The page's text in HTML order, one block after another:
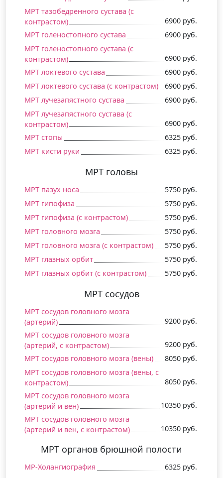
МРТ тазобедренного сустава (c
контрастом)
6900 руб.
МРТ голеностопного сустава
6900 руб.
МРТ голеностопного сустава (c
контрастом)
6900 руб.
МРТ локтевого сустава
6900 руб.
МРТ локтевого сустава (c контрастом)
6900 руб.
МРТ лучезапястного сустава
6900 руб.
МРТ лучезапястного сустава (c
контрастом)
6900 руб.
МРТ стопы
6325 руб.
МРТ кисти руки
6325 руб.
МРТ головы
МРТ пазух носа
5750 руб.
МРТ гипофиза
5750 руб.
МРТ гипофиза (c контрастом)
5750 руб.
МРТ головного мозга
5750 руб.
МРТ головного мозга (c контрастом)
5750 руб.
МРТ глазных орбит
5750 руб.
МРТ глазных орбит (c контрастом)
5750 руб.
МРТ сосудов
МРТ сосудов головного мозга
(артерий)
9200 руб.
МРТ сосудов головного мозга
(артерий, c контрастом)
9200 руб.
МРТ сосудов головного мозга (вены)
8050 руб.
МРТ сосудов головного мозга (вены, c
контрастом)
8050 руб.
МРТ сосудов головного мозга
(артерий и вен)
10350 руб.
МРТ сосудов головного мозга
(артерий и вен, c контрастом)
10350 руб.
МРТ органов брюшной полости
МР-Холангиография
6325 руб.